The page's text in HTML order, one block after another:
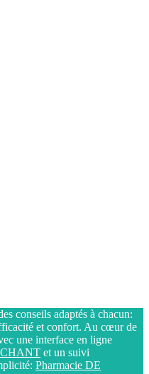
conseils adaptés à chacun:
et confort. Au cœur de
une interface en ligne
et un suivi
Pharmacie DE